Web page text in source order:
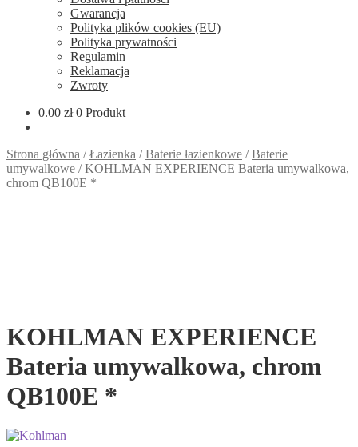
Gwarancja
Polityka plików cookies (EU)
Polityka prywatności
Regulamin
Reklamacja
Zwroty
0.00 zł 0 Produkt
Strona główna /Łazienka /Baterie łazienkowe /Baterie
umywalkowe /KOHLMAN EXPERIENCE Bateria umywalkowa,
chrom QB100E *
KOHLMAN EXPERIENCE
Bateria umywalkowa, chrom
QB100E *